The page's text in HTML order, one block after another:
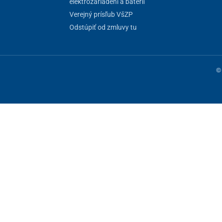
Verejný prísľub VšZP
Odstúpiť od zmluvy tu
©